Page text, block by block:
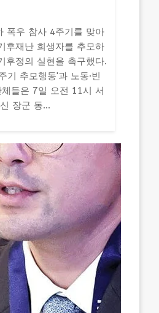
폭우 참사 4주기를 맞아
후재난 희생자를 추모하
후정의 실현을 촉구했다.
기 추모행동'과 노동·빈
체들은 7일 오전 11시 서
장군 동...